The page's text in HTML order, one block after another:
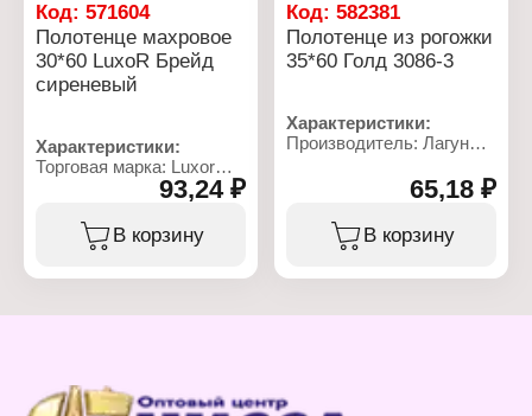
Код: 571604
Полотенце махровое
30*60 LuxoR Брейд
сиреневый
Характеристики:
Торговая марка: Luxor
Тип товара: Полотенце
Вид ткани: махровое
Размер: 30х60 см
93,24 ₽
В корзину
Код:582381
Полотенце из рогожки
35*60 Голд 3086-3
Характеристики:
Производитель: Лагуна
Артикул: 3086-3
Тип товара: Полотенце
Модель: "Голд"
Назначение: кухонное
Материал: рогожка
65,18 ₽
В корзину